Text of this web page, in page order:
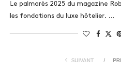
Le palmarès 2025 du magazine
les fondations du luxe hôtelier. …
SUIVANT